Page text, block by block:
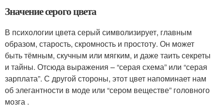
Значение серого цвета
В психологии цвета серый символизирует, главным
образом, старость, скромность и простоту. Он может
быть тёмным, скучным или мягким, и даже таить секреты
и тайны. Отсюда выражения – “серая схема” или “серая
зарплата”. С другой стороны, этот цвет напоминает нам
об элегантности в моде или “сером веществе” головного
мозга .